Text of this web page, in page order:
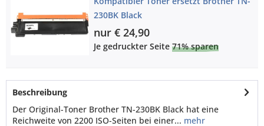
230BK Black
nur € 24,90
Je gedruckter Seite71% sparen
Beschreibung
Der Original-Toner Brother TN-230BK Black hat eine
Reichweite von 2200 ISO-Seiten bei einer... mehr